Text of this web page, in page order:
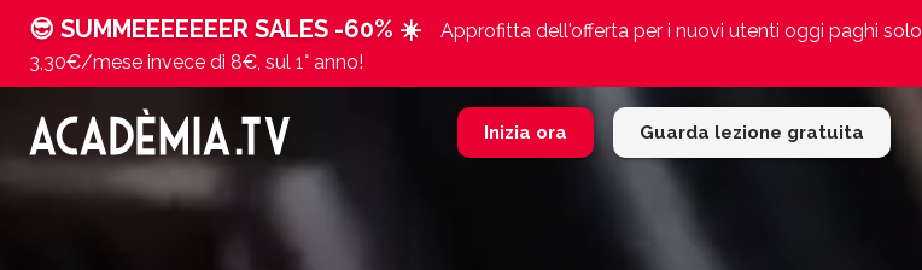
😎 SUMMEEEEEEER SALES -60% ☀️
Approfitta dell'offerta per i nuovi utenti oggi paghi solo
3,30€/mese invece di 8€, sul 1° anno!
Inizia ora Guarda lezione gratuita